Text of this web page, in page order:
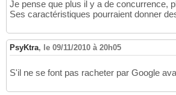
Je pense que plus il y a de concurrence,
Ses caractéristiques pourraient donner
PsyKtra, le 09/11/2010 à 20h05
S'il ne se font pas racheter par Google